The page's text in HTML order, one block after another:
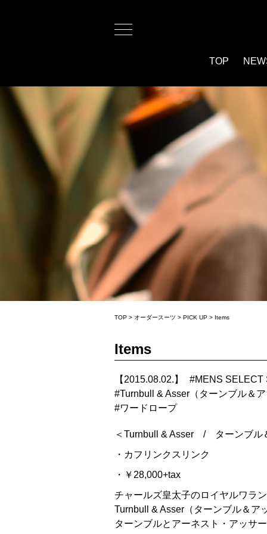
TOP
TOP > オーダースーツ > PICK UP > Items
Items
【2015.08.02.】 #MENS SELECT
#Turnbull & Asser（ターンブル＆
#ワードロープ
＜Turnbull & Asser / ターンブル
・カフリンクスリンク
・￥28,000+tax
チャールズ皇太子のロイヤルワラ
Turnbull & Asser（ターンブル＆ア
ターンブルとアーネスト・アッサ